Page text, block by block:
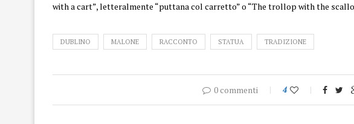
with a cart”, letteralmente “puttana col carretto” o “The trollop with the
DUBLINO MALONE RACCONTO STATUA TRADIZIONE
0 commenti 4